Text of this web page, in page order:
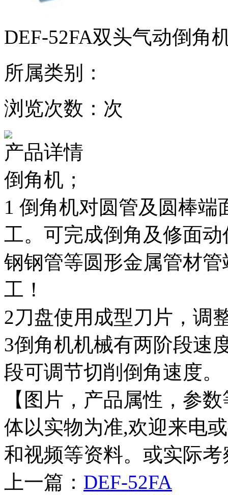
DEF-52FA双头气动倒角
所属类别：
浏览次数： 次
产品详情
倒角机；
1 倒角机对圆管及圆棒
工。可完成倒角及修面
钢钢管等圆形金属管材
工！
2刀盘使用成型刀片，调
3倒角机机械有两阶段速
段可调节切削倒角速度。
【图片，产品属性，参
体以实物为准,欢迎来电
和视频等资料。或实际考
上一篇： DEF-52FA